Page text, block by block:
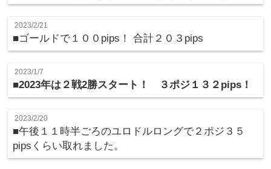
2023/2/21
■ゴールドで１００pips！ 合計２０３pips
2023/1/7
■2023年は２戦2勝スタート！ ３ポジ１３２pips！
2023/2/20
■午後１１時半ごろのユロドルロングで２ポジ３５
pipsくらい取れました。